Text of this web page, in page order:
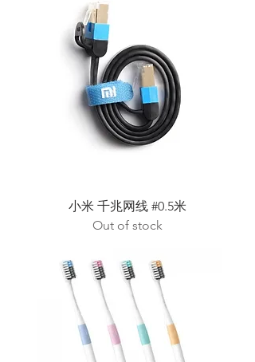
小米 千兆网线 #0.5米
Out of stock